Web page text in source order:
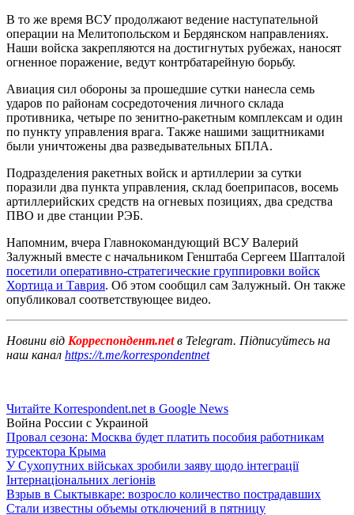
В то же время ВСУ продолжают ведение наступательной
операции на Мелитопольском и Бердянском направлениях.
Наши войска закрепляются на достигнутых рубежах, наносят
огненное поражение, ведут контрбатарейную борьбу.
Авиация сил обороны за прошедшие сутки нанесла семь
ударов по районам сосредоточения личного склада
противника, четыре по зенитно-ракетным комплексам и один
по пункту управления врага. Также нашими защитниками
были уничтожены два разведывательных БПЛА.
Подразделения ракетных войск и артиллерии за сутки
поразили два пункта управления, склад боеприпасов, восемь
артиллерийских средств на огневых позициях, два средства
ПВО и две станции РЭБ.
Напомним, вчера Главнокомандующий ВСУ Валерий
Залужный вместе с начальником Генштаба Сергеем Шапталой
посетили оперативно-стратегические группировки войск
Хортица и Таврия. Об этом сообщил сам Залужный. Он также
опубликовал соответствующее видео.
Новини від Корреспондент.netв Telegram. Підписуйтесь на
наш канал https://t.me/korrespondentnet
Читайте Korrespondent.net в Google News
Война России с Украиной
Провал сезона: Москва будет платить пособия работникам
турсектора Крыма
У Сухопутних військах зробили заяву щодо інтеграції
Інтернаціональних легіонів
Взрыв в Сыктывкаре: возросло количество пострадавших
Стали известны объемы отключений в пятницу